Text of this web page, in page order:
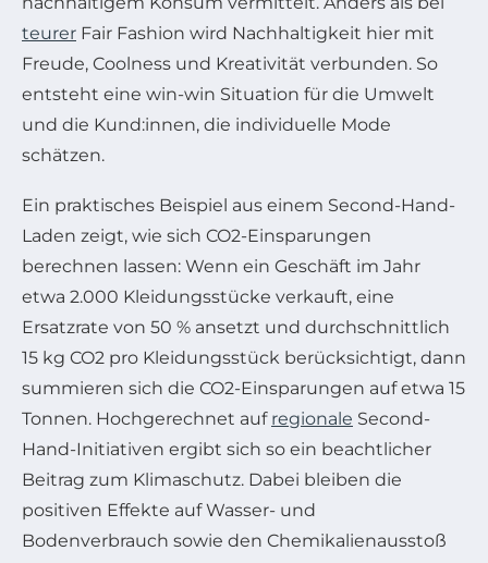
teurer Fair Fashion wird Nachhaltigkeit hier mit
Freude, Coolness und Kreativität verbunden. So
entsteht eine win-win Situation für die Umwelt
und die Kund:innen, die individuelle Mode
schätzen.
Ein praktisches Beispiel aus einem Second-Hand-
Laden zeigt, wie sich CO2-Einsparungen
berechnen lassen: Wenn ein Geschäft im Jahr
etwa 2.000 Kleidungsstücke verkauft, eine
Ersatzrate von 50 % ansetzt und durchschnittlich
15 kg CO2 pro Kleidungsstück berücksichtigt, dann
summieren sich die CO2-Einsparungen auf etwa 15
Tonnen. Hochgerechnet auf regionale Second-
Hand-Initiativen ergibt sich so ein beachtlicher
Beitrag zum Klimaschutz. Dabei bleiben die
positiven Effekte auf Wasser- und
Bodenverbrauch sowie den Chemikalienausstoß